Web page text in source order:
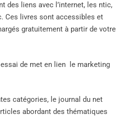
des liens avec l’internet, les ntic,
Ces livres sont accessibles et
gratuitement à partir de votre
de met en lien le marketing
catégories, le journal du net
abordant des thématiques